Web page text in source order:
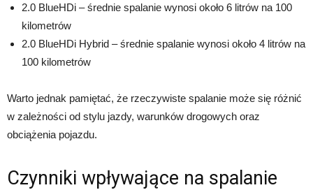
2.0 BlueHDi – średnie spalanie wynosi około 6 litrów na 100
kilometrów
2.0 BlueHDi Hybrid – średnie spalanie wynosi około 4 litrów na
100 kilometrów
Warto jednak pamiętać, że rzeczywiste spalanie może się różnić
w zależności od stylu jazdy, warunków drogowych oraz
obciążenia pojazdu.
Czynniki wpływające na spalanie